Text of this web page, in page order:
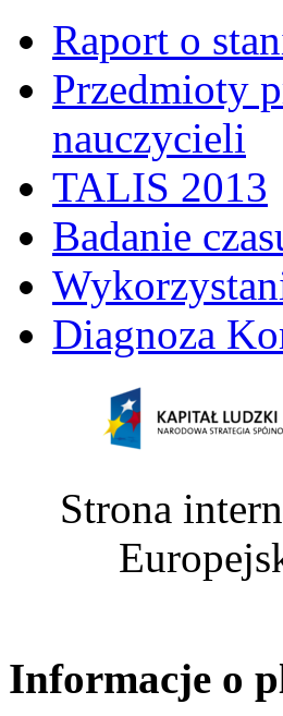
Raport o
Przedmioty
nauczycieli
TALIS 2013
Badanie
Diagnoza
Strona
Informacje o